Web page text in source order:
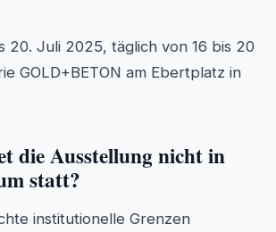
20. Juli 2025, täglich von 16 bis 20
GOLD+BETON am Ebertplatz in
die Ausstellung nicht in
statt?
institutionelle Grenzen